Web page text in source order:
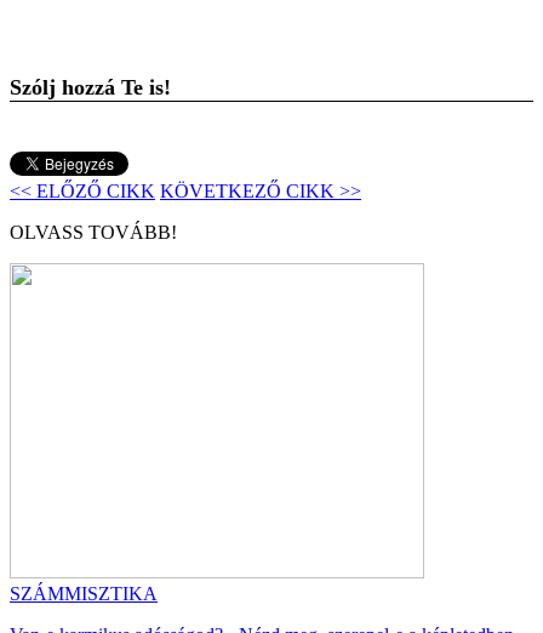
Szólj hozzá Te is!
<< ELŐZŐ CIKK KÖVETKEZŐ CIKK >>
OLVASS TOVÁBB!
SZÁMMISZTIKA